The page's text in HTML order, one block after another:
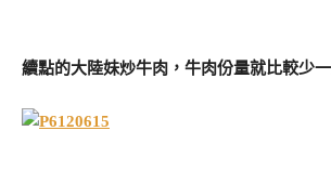
續點的大陸妹炒牛肉，牛肉份量就比較少